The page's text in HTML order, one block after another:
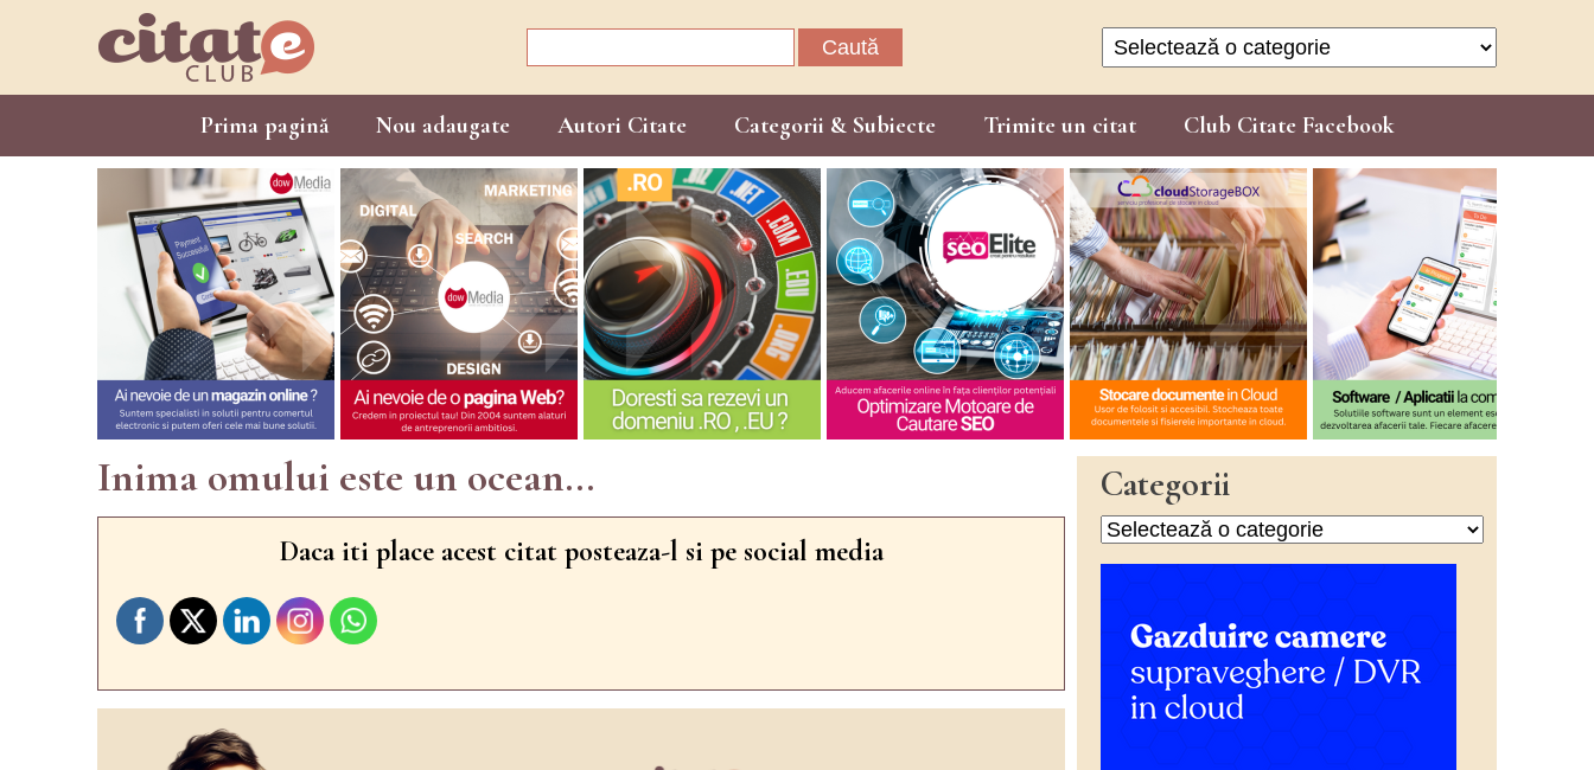
Categorii
Prima pagină Nou adaugate Autori Citate Categorii & Subiecte Trimite un citat Club Citate Facebook
Inima omului este un ocean...
Daca iti place acest citat posteaza-l si pe social media
Categorii
Categorii